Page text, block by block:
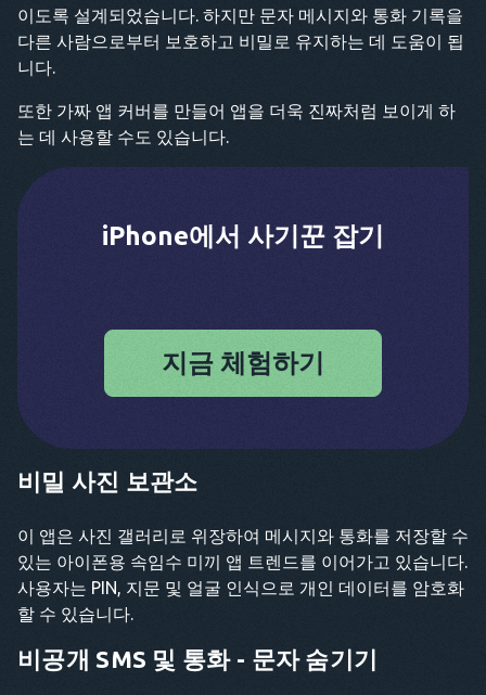
이도록 설계되었습니다. 하지만 문자 메시지와 통화 기록을
다른 사람으로부터 보호하고 비밀로 유지하는 데 도움이 됩
니다.
또한 가짜 앱 커버를 만들어 앱을 더욱 진짜처럼 보이게 하
는 데 사용할 수도 있습니다.
iPhone에서 사기꾼 잡기
지금 체험하기
비밀 사진 보관소
이 앱은 사진 갤러리로 위장하여 메시지와 통화를 저장할 수
있는 아이폰용 속임수 미끼 앱 트렌드를 이어가고 있습니다.
사용자는 PIN, 지문 및 얼굴 인식으로 개인 데이터를 암호화
할 수 있습니다.
비공개 SMS 및 통화 - 문자 숨기기